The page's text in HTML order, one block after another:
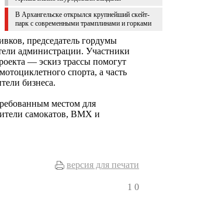
В Архангельске открылся крупнейший скейт-
парк с современными трамплинами и горками
председатель гордумы
администрации. Участники
— эскиз трассы помогут
спорта, а часть
бизнеса.
местом для
самокатов, BMX и
версия для печати
1 0